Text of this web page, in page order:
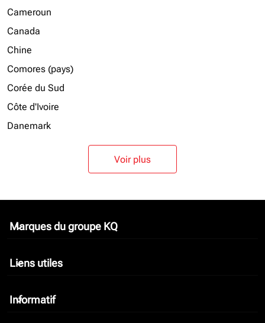
Cameroun
Canada
Chine
Comores (pays)
Corée du Sud
Côte d'Ivoire
Danemark
Voir plus
Marques du groupe KQ
keyboard_arrow_down
Liens utiles
keyboard_arrow_down
Informatif
keyboard_arrow_down